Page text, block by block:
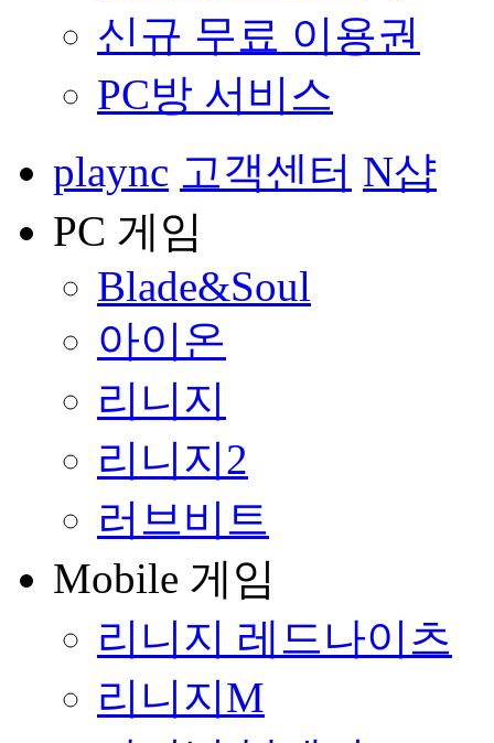
신규 무료 이용권
PC방 서비스
plaync 고객센터 N샵
PC 게임
Blade&Soul
아이온
리니지
리니지2
러브비트
Mobile 게임
리니지 레드나이츠
리니지M